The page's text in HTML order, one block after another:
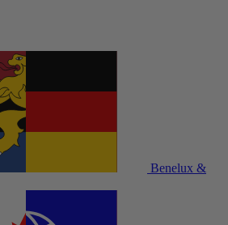
Benelux &